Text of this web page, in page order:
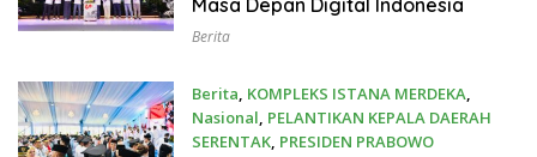
Masa Depan Digital Indonesia
Berita
Berita, KOMPLEKS ISTANA MERDEKA,
Nasional, PELANTIKAN KEPALA DAERAH
SERENTAK, PRESIDEN PRABOWO